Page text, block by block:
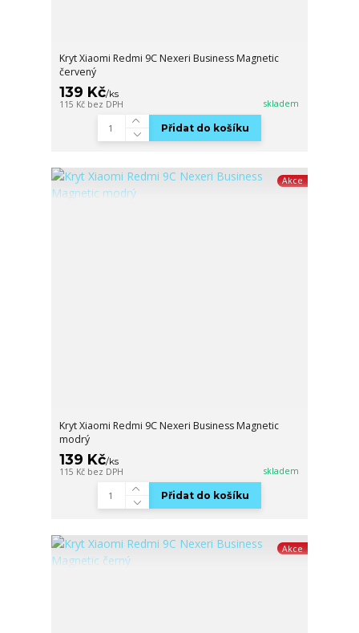
Kryt Xiaomi Redmi 9C Nexeri Business Magnetic
červený
139 Kč/ks
115 Kč bez DPH skladem
Přidat do košíku
Akce
Kryt Xiaomi Redmi 9C Nexeri Business Magnetic
modrý
139 Kč/ks
115 Kč bez DPH skladem
Přidat do košíku
Akce